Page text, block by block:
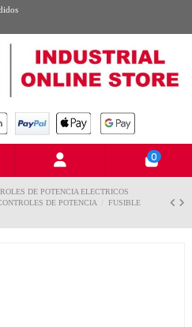
0
DE POTENCIA ELECTRICOS
DE POTENCIA
FUSIBLE